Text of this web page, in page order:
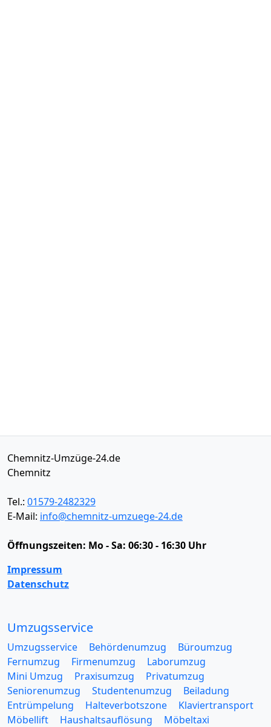
Chemnitz-Umzüge-24.de
Chemnitz
Tel.: 01579-2482329
E-Mail: info@chemnitz-umzuege-24.de
Öffnungszeiten: Mo - Sa: 06:30 - 16:30 Uhr
Impressum
Datenschutz
Umzugsservice
Umzugsservice Behördenumzug
Büroumzug
Fernumzug
Firmenumzug
Laborumzug
Mini Umzug
Praxisumzug
Privatumzug
Seniorenumzug
Studentenumzug
Beiladung
Entrümpelung
Halteverbotszone
Klaviertransport
Möbellift
Haushaltsauflösung
Möbeltaxi